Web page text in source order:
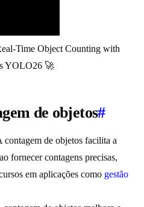
Time Object Counting with
YOLO26 🚀
de objetos#
contagem de objetos facilita a
fornecer contagens precisas,
em aplicações como gestão